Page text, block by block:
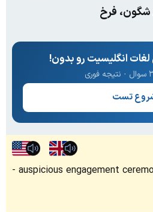
فرخ
انگلیسیت رو بدون!
تست
auspicious engagement